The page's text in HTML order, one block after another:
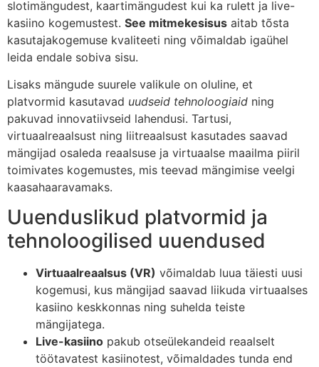
slotimängudest, kaartimängudest kui ka rulett ja live-
kasiino kogemustest. See mitmekesisus aitab tõsta
kasutajakogemuse kvaliteeti ning võimaldab igaühel
leida endale sobiva sisu.
Lisaks mängude suurele valikule on oluline, et
platvormid kasutavad uudseid tehnoloogiaid ning
pakuvad innovatiivseid lahendusi. Tartusi,
virtuaalreaalsust ning liitreaalsust kasutades saavad
mängijad osaleda reaalsuse ja virtuaalse maailma piiril
toimivates kogemustes, mis teevad mängimise veelgi
kaasahaaravamaks.
Uuenduslikud platvormid ja
tehnoloogilised uuendused
Virtuaalreaalsus (VR) võimaldab luua täiesti uusi
kogemusi, kus mängijad saavad liikuda virtuaalses
kasiino keskkonnas ning suhelda teiste
mängijatega.
Live-kasiino pakub otseülekandeid reaalselt
töötavatest kasiinotest, võimaldades tunda end